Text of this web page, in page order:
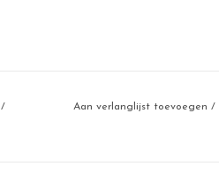
/
Aan verlanglijst toevoegen /